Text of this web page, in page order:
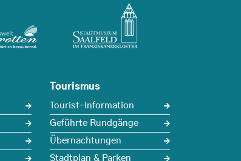
Tourismus
Tourist-Information
Geführte Rundgänge
Übernachtungen
Stadtplan & Parken